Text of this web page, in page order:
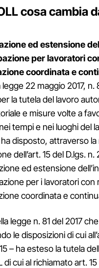
cosa cambia
ed estensione
per lavoratori
coordinata e
legge 22 maggio 2017, n.
la tutela del lavoro
e misure volte a
tempi e nei luoghi del
ha disposto, attraverso
dell’art. 15 del D.lgs. n.
ed estensione
per i lavoratori con
coordinata e
legge n. 81 del 2017
le disposizioni di cui
– ha esteso la tutela
di cui al richiamato art.